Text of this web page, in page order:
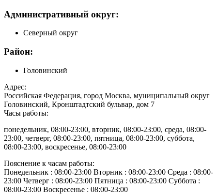
Административный округ:
Северный округ
Район:
Головинский
Адрес:
Российская Федерация, город Москва, муниципальный округ
Головинский, Кронштадтский бульвар, дом 7
Часы работы:
понедельник, 08:00-23:00, вторник, 08:00-23:00, среда, 08:00-
23:00, четверг, 08:00-23:00, пятница, 08:00-23:00, суббота,
08:00-23:00, воскресенье, 08:00-23:00
Пояснение к часам работы:
Понедельник : 08:00-23:00 Вторник : 08:00-23:00 Среда : 08:00-
23:00 Четверг : 08:00-23:00 Пятница : 08:00-23:00 Суббота :
08:00-23:00 Воскресенье : 08:00-23:00